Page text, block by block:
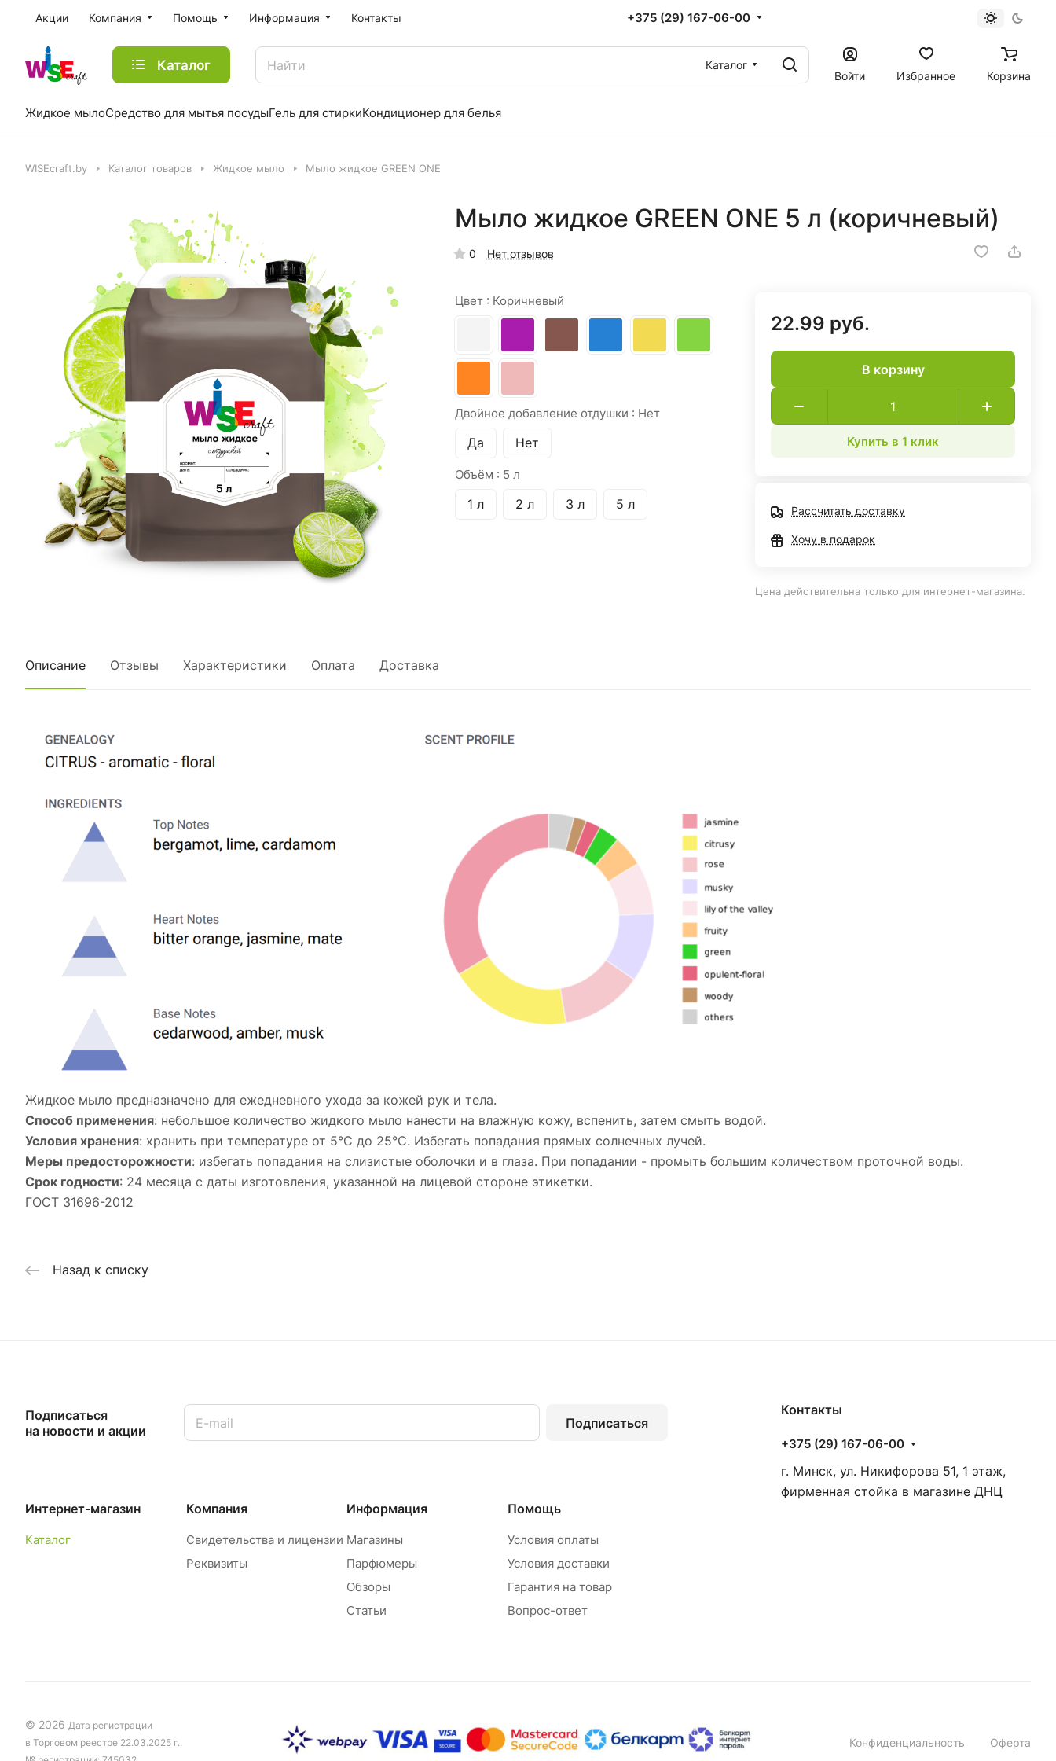
Акции Компания Помощь Информация Контакты +375 (29) 167-06-00
Каталог
Каталог
Войти
Избранное Корзина
Жидкое мылоСредство для мытья посудыГель для стиркиКондиционер для белья
WISEcraft.by Каталог товаров Жидкое мыло Мыло жидкое GREEN ONE
Мыло жидкое GREEN ONE 5 л (коричневый)
0 Нет отзывов
Цвет : Коричневый
Двойное добавление отдушки : Нет
Да Нет
Объём : 5 л
1 л 2 л 3 л 5 л
22.99 руб.
В корзину
Купить в 1 клик
Рассчитать доставку
Хочу в подарок
Цена действительна только для интернет-магазина.
Описание Отзывы Характеристики Оплата Доставка
Жидкое мыло предназначено для ежедневного ухода за кожей рук и тела.
Способ применения: небольшое количество жидкого мыло нанести на влажную кожу, вспенить, затем смыть водой.
Условия хранения: хранить при температуре от 5°С до 25°С. Избегать попадания прямых солнечных лучей.
Меры предосторожности: избегать попадания на слизистые оболочки и в глаза. При попадании - промыть большим количеством проточной воды.
Срок годности: 24 месяца с даты изготовления, указанной на лицевой стороне этикетки.
ГОСТ 31696-2012
Назад к списку
Подписаться
на новости и акции
Подписаться
Интернет-магазин
Каталог
Компания
Свидетельства и лицензии
Реквизиты
Информация
Магазины
Парфюмеры
Обзоры
Статьи
Помощь
Условия оплаты
Условия доставки
Гарантия на товар
Вопрос-ответ
Контакты
+375 (29) 167-06-00
г. Минск, ул. Никифорова 51, 1 этаж,
фирменная стойка в магазине ДНЦ
© 2026 Дата регистрации
в Торговом реестре 22.03.2025 г.,
Конфиденциальность Оферта